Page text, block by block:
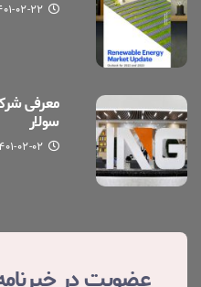
۱۴۰۱-۰۲-
معرفی
سولار
۱۴۰۱-۰۲-